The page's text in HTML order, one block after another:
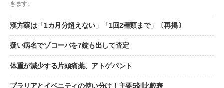
きます。
漢方薬は「1カ月分超えない」「1回2種類まで」〔再掲〕
疑い病名でゾコーバを7錠も出して査定
体重が減少する片頭痛薬、アトゲパント
プラリアとイベニティの使い分け！主要5剤比較表